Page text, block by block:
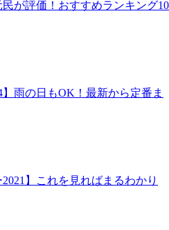
民が評価！おすすめランキング10
】雨の日もOK！最新から定番ま
】これを見ればまるわかり